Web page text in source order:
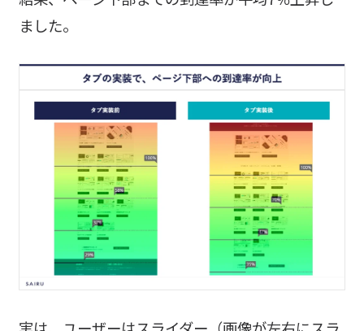
ました。